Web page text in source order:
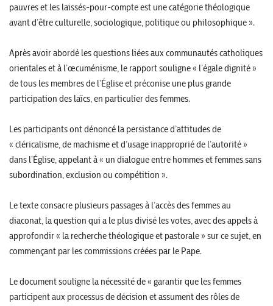
pauvres et les laissés-pour-compte est une catégorie théologique
avant d’être culturelle, sociologique, politique ou philosophique ».
Après avoir abordé les questions liées aux communautés catholiques
orientales et à l’œcuménisme, le rapport souligne « l’égale dignité »
de tous les membres de l’Église et préconise une plus grande
participation des laïcs, en particulier des femmes.
Les participants ont dénoncé la persistance d’attitudes de
« cléricalisme, de machisme et d’usage inapproprié de l’autorité »
dans l’Église, appelant à « un dialogue entre hommes et femmes sans
subordination, exclusion ou compétition ».
Le texte consacre plusieurs passages à l’accès des femmes au
diaconat, la question qui a le plus divisé les votes, avec des appels à
approfondir « la recherche théologique et pastorale » sur ce sujet, en
commençant par les commissions créées par le Pape.
Le document souligne la nécessité de « garantir que les femmes
participent aux processus de décision et assument des rôles de